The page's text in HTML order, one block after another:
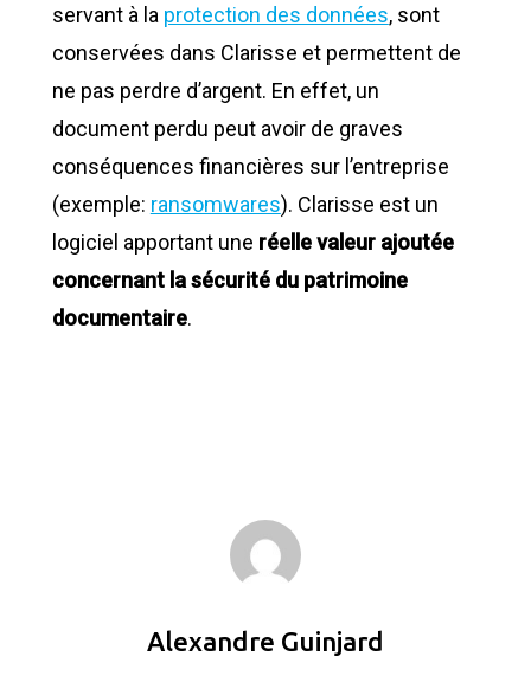
servant à la protection des données, sont
conservées dans Clarisse et permettent de
ne pas perdre d’argent. En effet, un
document perdu peut avoir de graves
conséquences financières sur l’entreprise
(exemple: ransomwares). Clarisse est un
logiciel apportant une réelle valeur ajoutée
concernant la sécurité du patrimoine
documentaire.
Alexandre Guinjard